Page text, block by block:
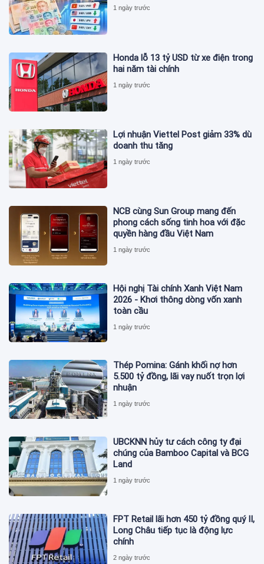
1 ngày trước
Honda lỗ 13 tỷ USD từ xe điện trong
hai năm tài chính
1 ngày trước
Lợi nhuận Viettel Post giảm 33% dù
doanh thu tăng
1 ngày trước
NCB cùng Sun Group mang đến
phong cách sống tinh hoa với đặc
quyền hàng đầu Việt Nam
1 ngày trước
Hội nghị Tài chính Xanh Việt Nam
2026 - Khơi thông dòng vốn xanh
toàn cầu
1 ngày trước
Thép Pomina: Gánh khối nợ hơn
5.500 tỷ đồng, lãi vay nuốt trọn lợi
nhuận
1 ngày trước
UBCKNN hủy tư cách công ty đại
chúng của Bamboo Capital và BCG
Land
1 ngày trước
FPT Retail lãi hơn 450 tỷ đồng quý II,
Long Châu tiếp tục là động lực
chính
2 ngày trước